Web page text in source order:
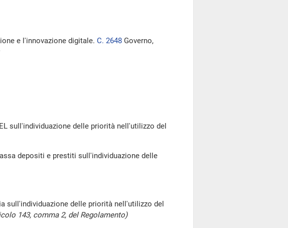
e l'innovazione digitale. C. 2648 Governo,
sull'individuazione delle priorità nell'utilizzo del
depositi e prestiti sull'individuazione delle
sull'individuazione delle priorità nell'utilizzo del
143, comma 2, del Regolamento)